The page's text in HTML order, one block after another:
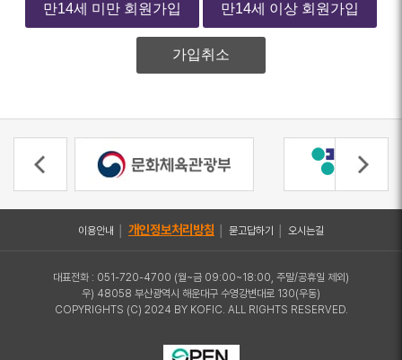
만14세 미만 회원가입 만14세 이상 회원가입
가입취소
이용안내 개인정보처리방침 묻고답하기 오시는길
대표전화 : 051-720-4700 (월~금 09:00~18:00, 주말/공휴일 제외)
우) 48058 부산광역시 해운대구 수영강변대로 130(우동)
COPYRIGHTS (C) 2024 BY KOFIC. ALL RIGHTS RESERVED.